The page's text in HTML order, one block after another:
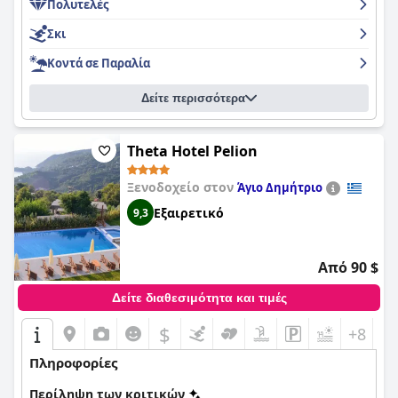
Πολυτελές
Σκι
Κοντά σε Παραλία
Δείτε περισσότερα
Theta Hotel Pelion
Ξενοδοχείο στον Άγιο Δημήτριο
9,3 Εξαιρετικό
Από 90 $
Δείτε διαθεσιμότητα και τιμές
$ +8
Πληροφορίες
Περίληψη των κριτικών